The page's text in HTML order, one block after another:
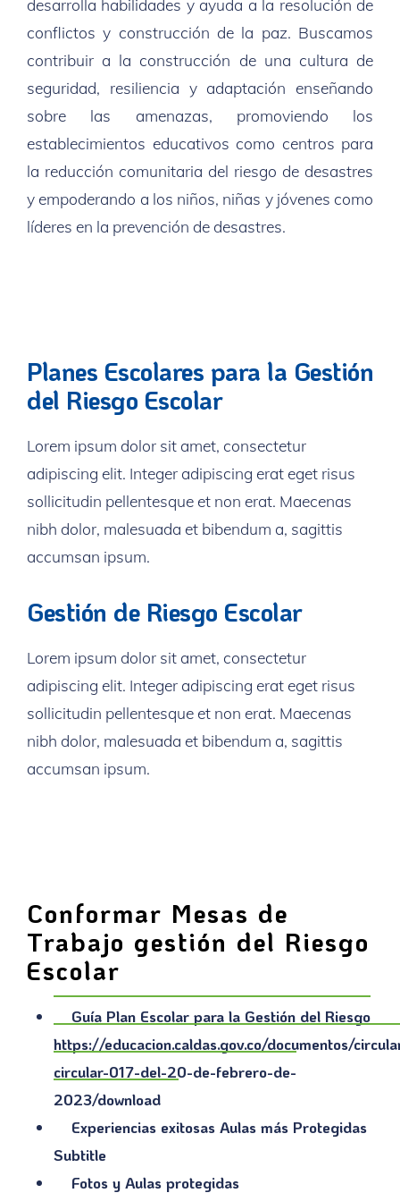
desarrolla habilidades y ayuda a la resolución de
conflictos y construcción de la paz. Buscamos
contribuir a la construcción de una cultura de
seguridad, resiliencia y adaptación enseñando
sobre las amenazas, promoviendo los
establecimientos educativos como centros para
la reducción comunitaria del riesgo de desastres
y empoderando a los niños, niñas y jóvenes como
líderes en la prevención de desastres.
Planes Escolares para la Gestión
del Riesgo Escolar
Lorem ipsum dolor sit amet, consectetur
adipiscing elit. Integer adipiscing erat eget risus
sollicitudin pellentesque et non erat. Maecenas
nibh dolor, malesuada et bibendum a, sagittis
accumsan ipsum.
Gestión de Riesgo Escolar
Lorem ipsum dolor sit amet, consectetur
adipiscing elit. Integer adipiscing erat eget risus
sollicitudin pellentesque et non erat. Maecenas
nibh dolor, malesuada et bibendum a, sagittis
accumsan ipsum.
Conformar Mesas de
Trabajo gestión del Riesgo
Escolar
Guía Plan Escolar para la Gestión del Riesgo
https://educacion.caldas.gov.co/documentos/
circular-017-del-20-de-febrero-de-
2023/download
Experiencias exitosas Aulas más Protegidas
Subtitle
Fotos y Aulas protegidas